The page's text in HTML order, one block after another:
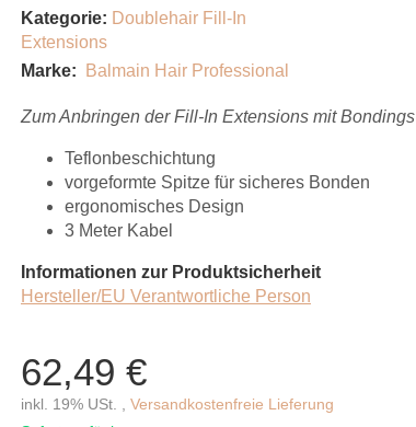
Kategorie: Doublehair Fill-In
Extensions
Marke:
Balmain Hair Professional
Zum Anbringen der Fill-In Extensions mit Bondings
Teflonbeschichtung
vorgeformte Spitze für sicheres Bonden
ergonomisches Design
3 Meter Kabel
Informationen zur Produktsicherheit
Hersteller/EU Verantwortliche Person
62,49 €
inkl. 19% USt. , Versandkostenfreie Lieferung